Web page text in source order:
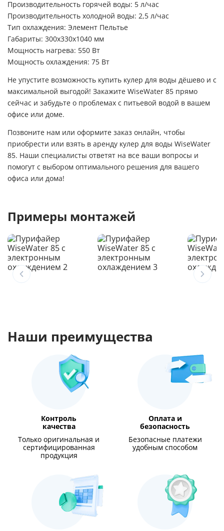
Производительность горячей воды: 5 л/час
Производительность холодной воды: 2,5 л/час
Тип охлаждения: Элемент Пельтье
Габариты: 300х330х1040 мм
Мощность нагрева: 550 Вт
Мощность охлаждения: 75 Вт
Не упустите возможность купить кулер для воды дёшево и с
максимальной выгодой! Закажите WiseWater 85 прямо
сейчас и забудьте о проблемах с питьевой водой в вашем
офисе или доме.
Позвоните нам или оформите заказ онлайн, чтобы
приобрести или взять в аренду кулер для воды WiseWater
85. Наши специалисты ответят на все ваши вопросы и
помогут с выбором оптимального решения для вашего
офиса или дома!
Примеры монтажей
Наши преимущества
Контроль
качества
Только оригинальная и
сертифицированная
продукция
Оплата и
безопасность
Безопасные платежи
удобным способом